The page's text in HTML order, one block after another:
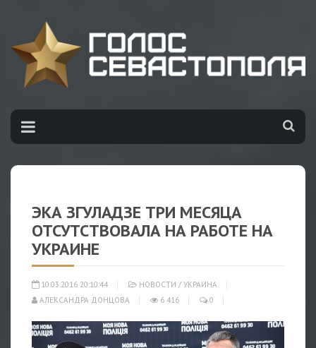
ЭКА ЗГУЛАДЗЕ ТРИ МЕСЯЦА
ОТСУТСТВОВАЛА НА РАБОТЕ НА
УКРАИНЕ
10.03.2016 20:10:44 НОВОСТИ / УКРАИНА
АЛЕКСАНДРА ДОНЦОВА
6 416 0